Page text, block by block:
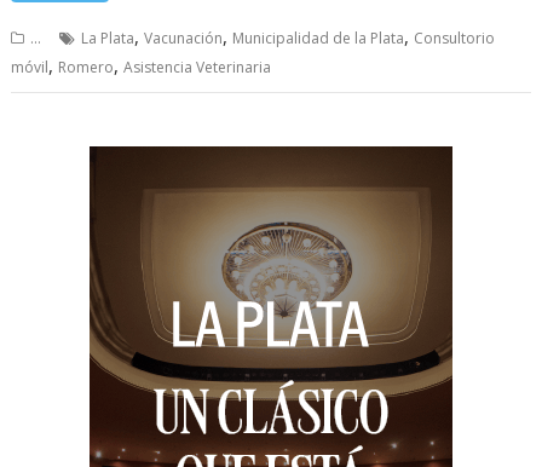
... La Plata,Vacunación, Municipalidad de la Plata, Consultorio
móvil, Romero,Asistencia Veterinaria